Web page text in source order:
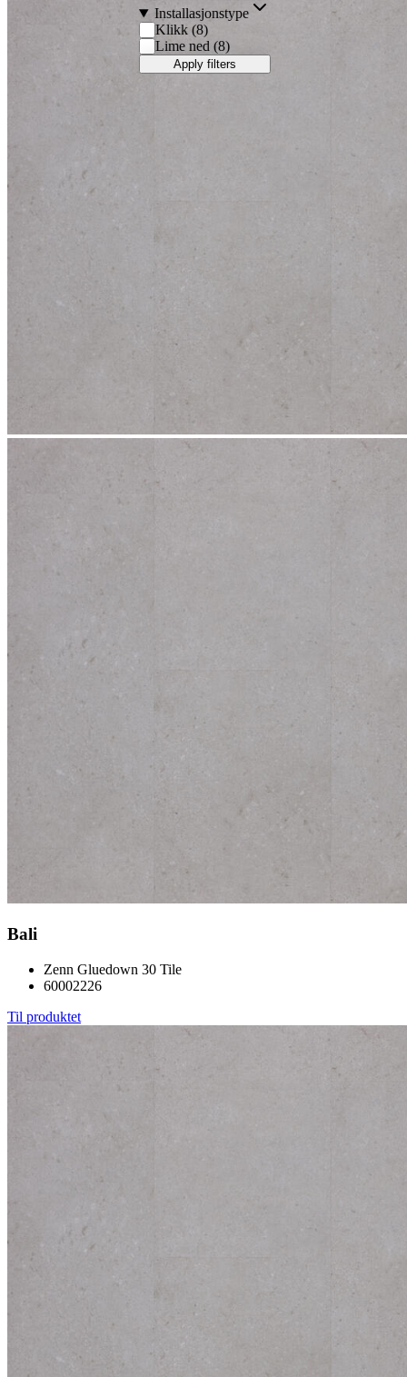
Installasjonstype
Klikk(8)
Lime ned (8)
Apply filters
Bali
Zenn Gluedown 30 Tile
60002226
Til produktet